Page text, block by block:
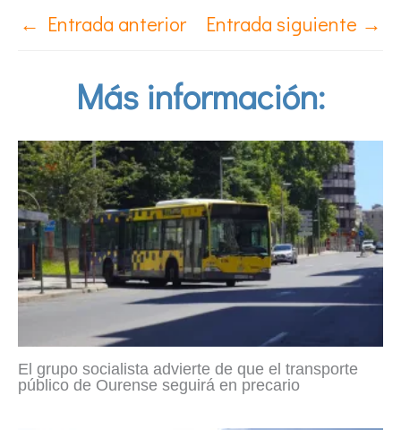
← Entrada anterior Entrada siguiente →
Más información:
El grupo socialista advierte de que el transporte
público de Ourense seguirá en precario